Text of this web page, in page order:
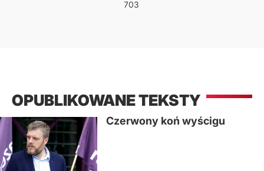
OPUBLIKOWANE TEKSTY
Czerwony koń wyścigu